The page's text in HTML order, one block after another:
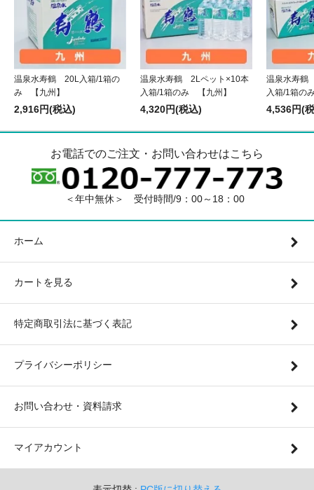
温泉水寿鶴 20L入箱/1箱の
み 【九州】
2,916円(税込)
温泉水寿鶴 2Lペット×10本
入箱/1箱のみ 【九州】
4,320円(税込)
温泉水寿鶴
入箱/1箱の
4,536円(
お電話でのご注文・お問い合わせはこちら
＜年中無休＞ 受付時間/9：00～18：00
ホーム
カートを見る
特定商取引法に基づく表記
プライバシーポリシー
お問い合わせ・資料請求
マイアカウント